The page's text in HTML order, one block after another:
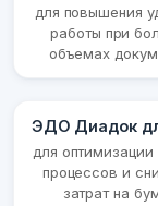
для повышения
работы при
объемах
ЭДО Диадок
для оптимизации
процессов и
затрат на